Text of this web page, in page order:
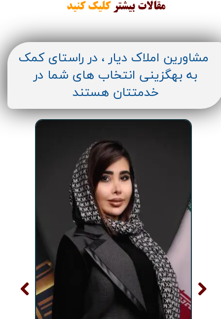
مقالات بیشتر کلیک کنید
مشاورین املاک دیار ، در راستای کمک
به بهگزینی انتخاب های شما در
خدمتتان هستند